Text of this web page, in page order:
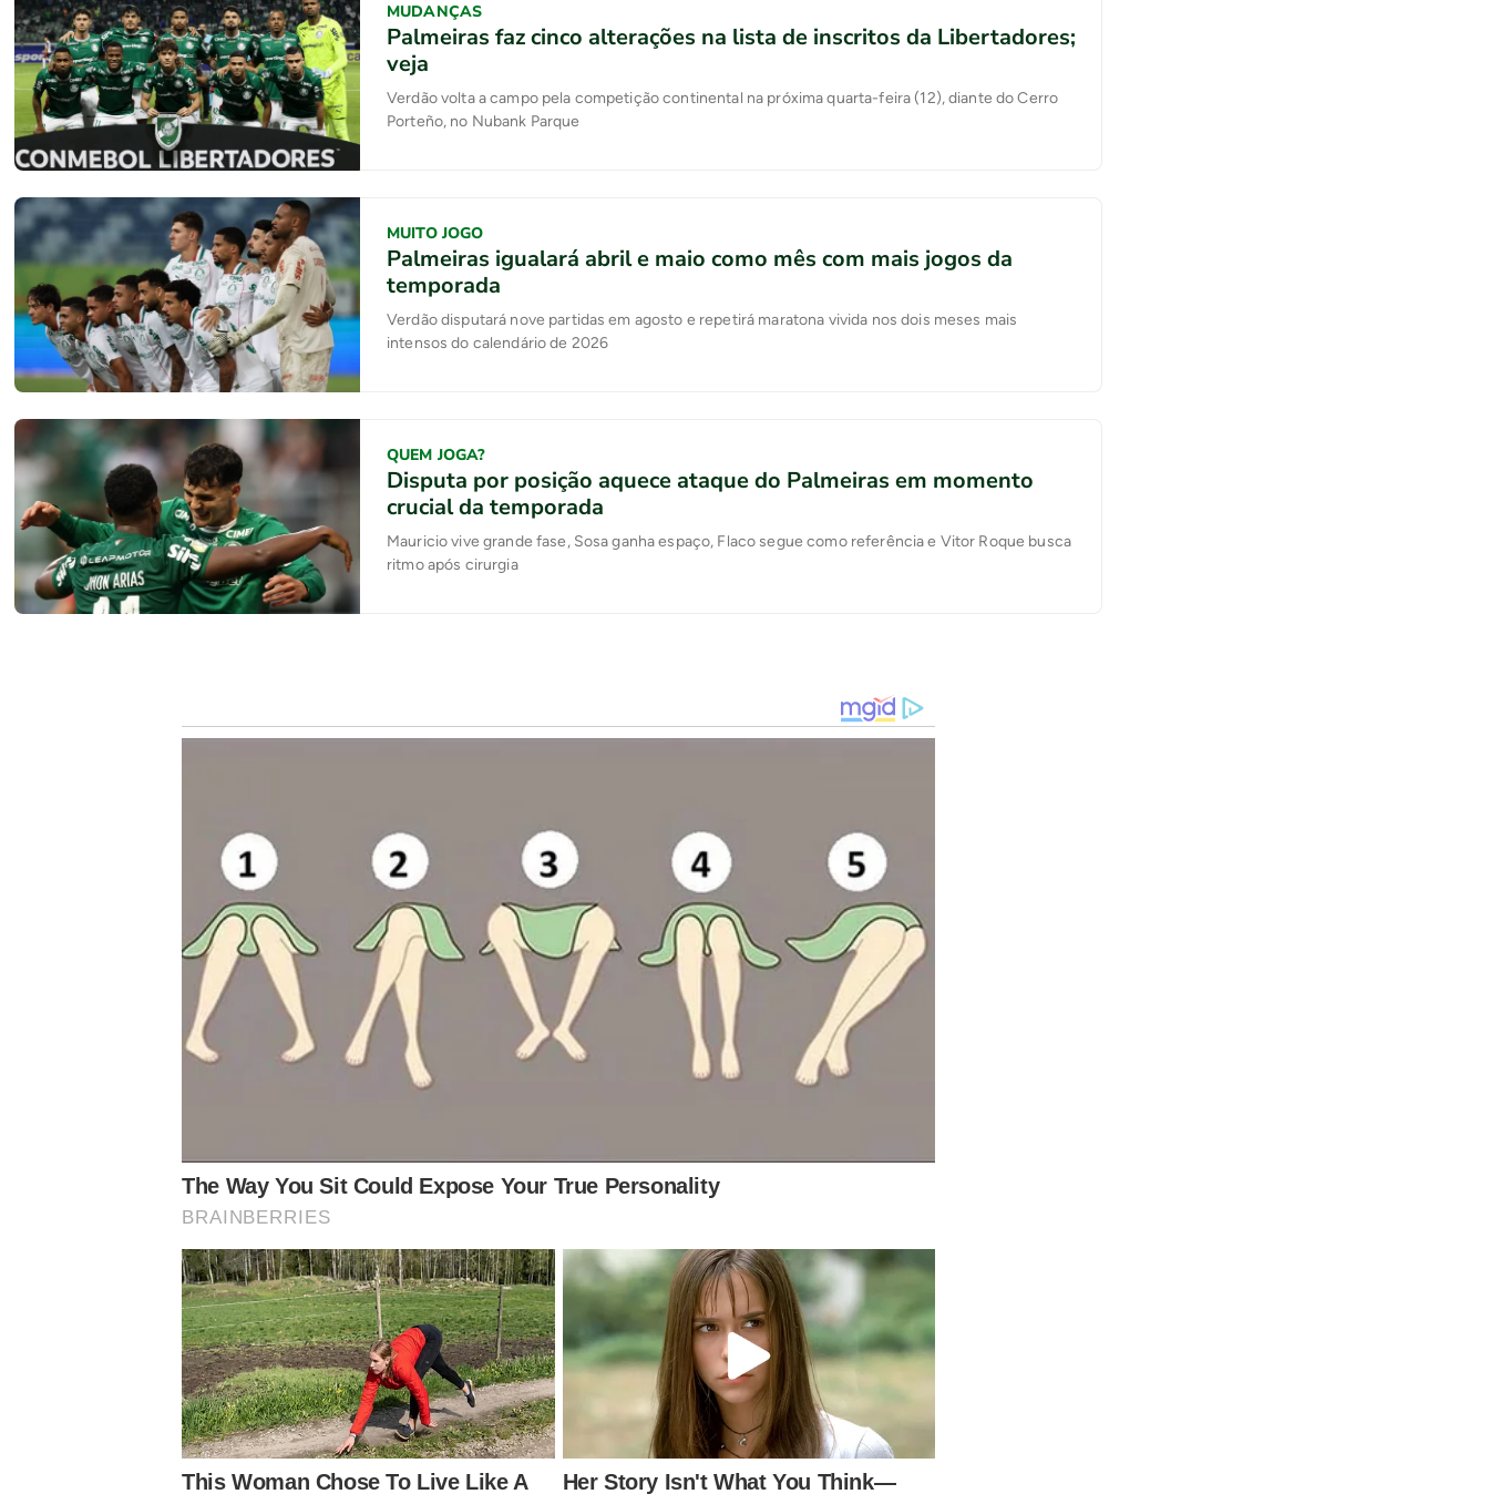
MUDANÇAS
Palmeiras faz cinco alterações na lista de inscritos da Libertadores;
veja
Verdão volta a campo pela competição continental na próxima quarta-feira (12), diante do Cerro
Porteño, no Nubank Parque
MUITO JOGO
Palmeiras igualará abril e maio como mês com mais jogos da
temporada
Verdão disputará nove partidas em agosto e repetirá maratona vivida nos dois meses mais
intensos do calendário de 2026
QUEM JOGA?
Disputa por posição aquece ataque do Palmeiras em momento
crucial da temporada
Mauricio vive grande fase, Sosa ganha espaço, Flaco segue como referência e Vitor Roque busca
ritmo após cirurgia